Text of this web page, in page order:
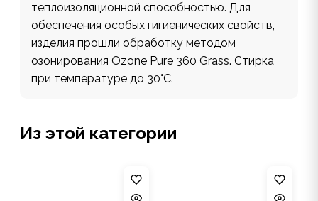
теплоизоляционной способностью. Для
обеспечения особых гигиенических свойств,
изделия прошли обработку методом
озонирования Ozone Pure 360 Grass. Стирка
при температуре до 30°С.
Из этой категории